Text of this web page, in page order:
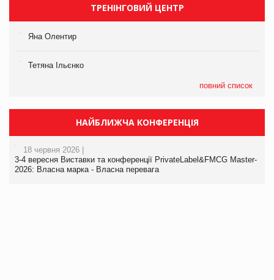
ТРЕНІНГОВИЙ ЦЕНТР
Яна Олентир
Тетяна Ільєнко
повний список
НАЙБЛИЖЧА КОНФЕРЕНЦІЯ
18 червня 2026 |
3-4 вересня Виставки та конференції PrivateLabel&FMCG Master-
2026: Власна марка - Власна перевага